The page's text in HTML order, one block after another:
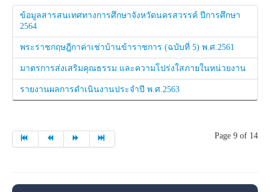
ข้อมูลสารสนเทศทางการศึกษาจังหวัดนครสวรรค์ ปีการศึกษา
2564
พระราชกฤษฎีกาค่าเช่าบ้านข้าราชการ (ฉบับที่ 5) พ.ศ.2561
มาตรการส่งเสริมคุณธรรม และความโปร่งใสภายในหน่วยงาน
รายงานผลการดำเนินงานประจำปี พ.ศ.2563
Page 9 of 14